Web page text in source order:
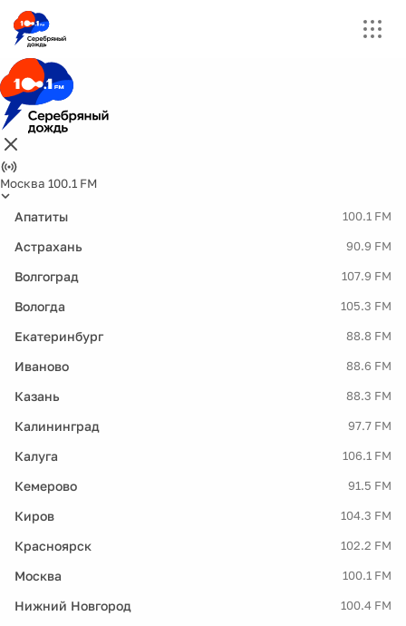
Москва 100.1 FM
Апатиты 100.1 FM
Астрахань 90.9 FM
Волгоград 107.9 FM
Вологда 105.3 FM
Екатеринбург 88.8 FM
Иваново 88.6 FM
Казань 88.3 FM
Калининград 97.7 FM
Калуга 106.1 FM
Кемерово 91.5 FM
Киров 104.3 FM
Красноярск 102.2 FM
Москва 100.1 FM
Нижний Новгород 100.4 FM